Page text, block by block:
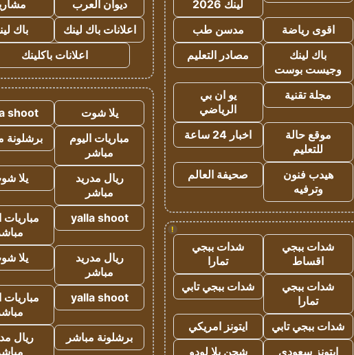
لينك 2026
اقوى رياضة
مدسن طب
باك لينك
وجيست بوست
مصادر التعليم
مجلة تقنية
يو ان بي
الرياضي
موقع حالة
للتعليم
اخبار 24 ساعة
هيدب فنون
وترفيه
صحيفة العالم
!
شدات ببجي
اقساط
شدات ببجي
تمارا
شدات ببجي
تمارا
شدات ببجي تابي
شدات ببجي تابي
ايتونز امريكي
ايتونز سعودي
شحن يلا لودو
ديوان العرب
اعلانات باك لينك
باك
اعلانات باكلينك
يلا شوت
shoot
مباريات اليوم
مباشر
برشلونة
ريال مدريد
مباشر
يلا
yalla shoot
مباريات
ريال مدريد
مباشر
يلا
yalla shoot
مباريات
برشلونة مباشر
ريال